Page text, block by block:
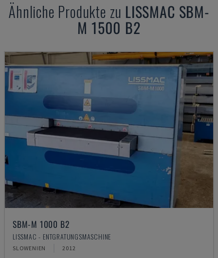
Ähnliche Produkte zu LISSMAC SBM-
M 1500 B2
SBM-M 1000 B2
LISSMAC - ENTGRATUNGSMASCHINE
SLOWENIEN 2012